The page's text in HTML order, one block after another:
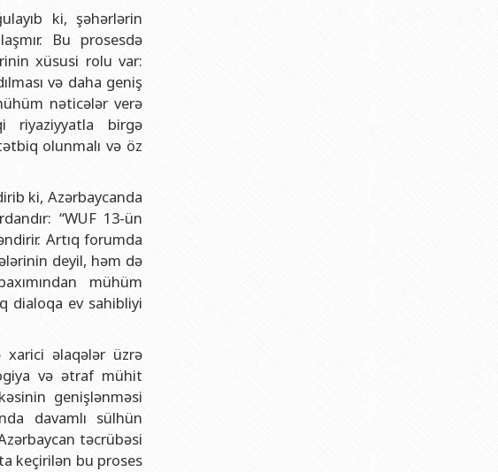
ki, şəhərlərin
Bu prosesdə
xüsusi rolu var:
və daha geniş
nəticələr verə
riyaziyyatla birgə
olunmalı və öz
ki, Azərbaycanda
“WUF 13-ün
Artıq forumda
deyil, həm də
mühüm
dialoqa ev sahibliyi
əlaqələr üzrə
və ətraf mühit
genişlənməsi
davamlı sülhün
təcrübəsi
keçirilən bu proses